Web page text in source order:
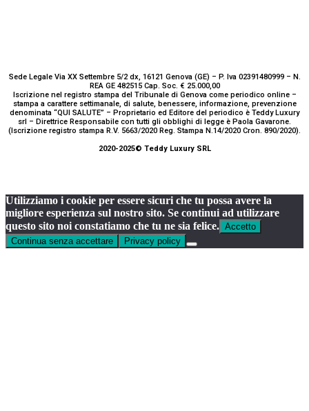
Sede Legale Via XX Settembre 5/2 dx, 16121 Genova (GE) – P. Iva 02391480999 – N.
REA GE 482515 Cap. Soc. € 25.000,00
Iscrizione nel registro stampa del Tribunale di Genova come periodico online –
stampa a carattere settimanale, di salute, benessere, informazione, prevenzione
denominata “QUI SALUTE” – Proprietario ed Editore del periodico è Teddy Luxury
srl – Direttrice Responsabile con tutti gli obblighi di legge è Paola Gavarone.
(Iscrizione registro stampa R.V. 5663/2020 Reg. Stampa N.14/2020 Cron. 890/2020).
2020-2025© Teddy Luxury SRL
Utilizziamo i cookie per essere sicuri che tu possa avere la
migliore esperienza sul nostro sito. Se continui ad utilizzare
questo sito noi constatiamo che tu ne sia felice. Accetto
Continua senza accettare
Privacy policy